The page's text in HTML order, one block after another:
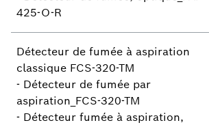
425-O-R
Détecteur de fumée à aspiration
classique FCS-320-TM
- Détecteur de fumée par
aspiration_FCS-320-TM
- Détecteur fumée à aspiration,